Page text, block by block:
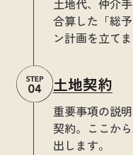
合算した「総
ン計画を立てま
土地契約
重要事項の説
契約。ここか
出します。